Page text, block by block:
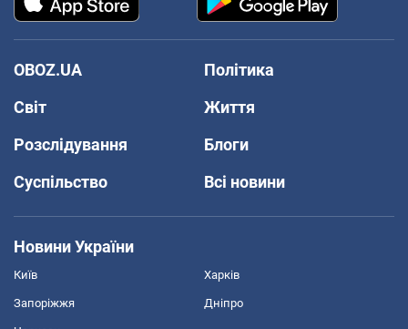
OBOZ.UA
Політика
Світ
Життя
Розслідування
Блоги
Суспільство
Всі новини
Новини України
Київ Харків
Запоріжжя Дніпро